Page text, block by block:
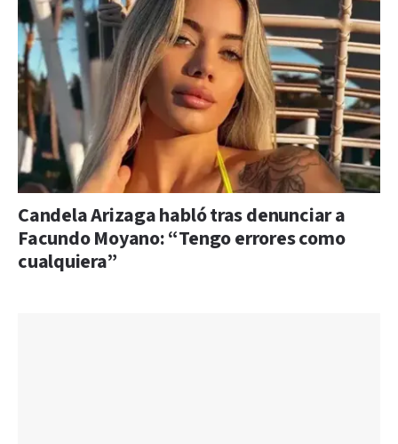
Candela Arizaga habló tras denunciar a
Facundo Moyano: “Tengo errores como
cualquiera”